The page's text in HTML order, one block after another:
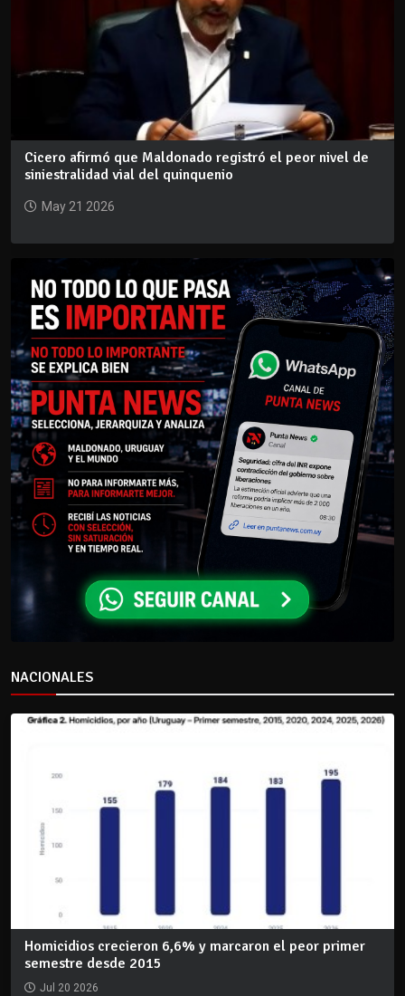
Cicero afirmó que Maldonado registró el peor nivel de
siniestralidad vial del quinquenio
May 21 2026
NACIONALES
Homicidios crecieron 6,6% y marcaron el peor primer
semestre desde 2015
Jul 20 2026